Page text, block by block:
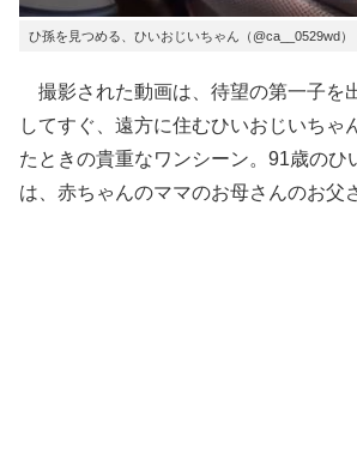
ひ孫を見つめる、ひいおじいちゃん（@ca__0529wd）
撮影された動画は、待望の第一子を
してすぐ、遠方に住むひいおじいちゃ
たときの貴重なワンシーン。91歳のひ
は、赤ちゃんのママのお母さんのお父